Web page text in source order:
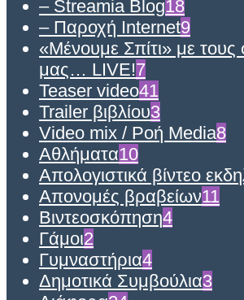
– Streamia Blog18
– Παροχή Internet9
«Μένουμε Σπίτι» με τους
μας… LIVE!7
Teaser video41
Trailer βιβλίου3
Video mix / Ροή Media8
Αθλήματα10
Απολογιστικά βίντεο
Απονομές βραβείων11
Βιντεοσκόπηση4
Γάμοι2
Γυμναστήρια4
Δημοτικά Συμβούλια3